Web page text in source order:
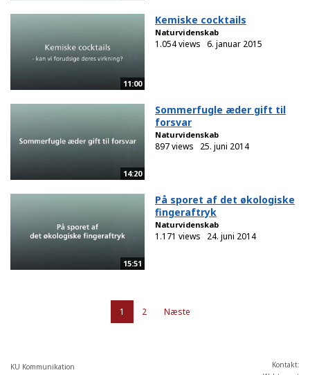
11:00
Kemiske cocktails
Naturvidenskab
1.054 views 6. januar 2015
14:20
Sommerfugle æder gift til
forsvar
Naturvidenskab
897 views 25. juni 2014
15:51
På sporet af det økologiske
fingeraftryk
Naturvidenskab
1.171 views 24. juni 2014
1 2 Næste
KU Kommunikation
Kontakt: